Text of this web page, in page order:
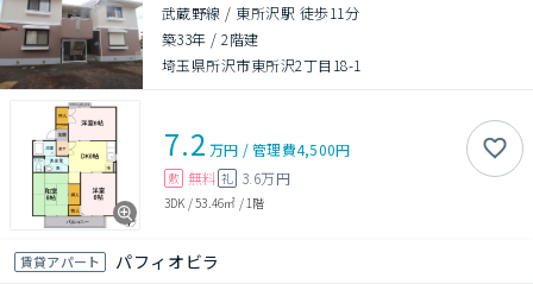
武蔵野線 / 東所沢駅 徒歩11分
築33年 /2階建
埼玉県所沢市東所沢2丁目18-1
7.2 万円 /管理費4,500円
敷 無料 礼 3.6万円
3DK /53.46㎡ / 1階
賃貸アパート パフィオビラ